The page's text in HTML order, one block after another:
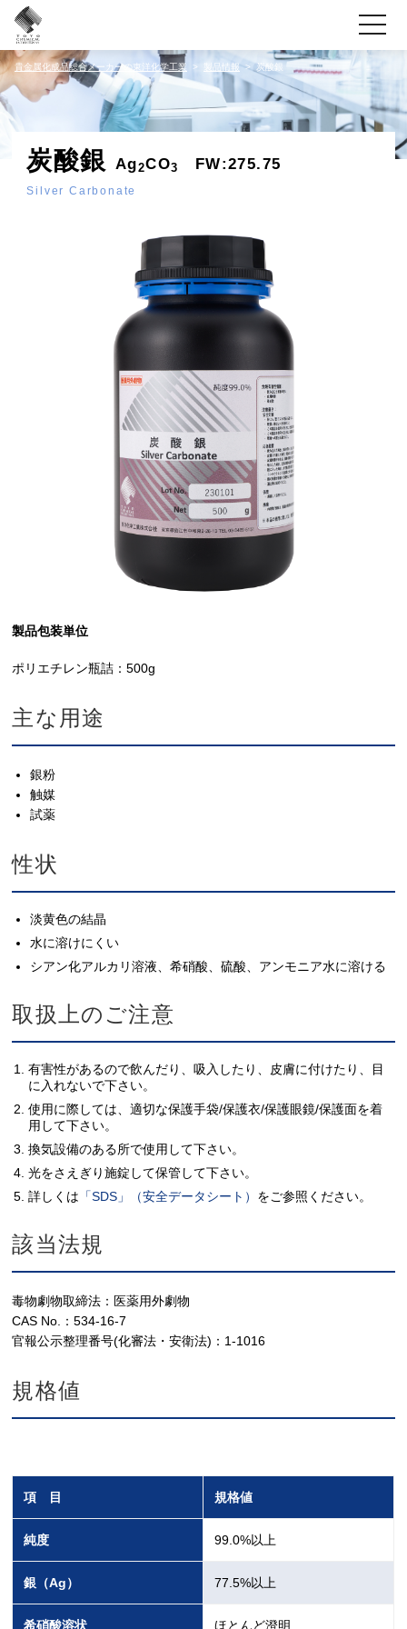
toggle
貴金属化成品総合メーカーの東洋化学工業 製品情報 炭酸銀
炭酸銀 Ag2CO3 FW:275.75
Silver Carbonate
製品包装単位
ポリエチレン瓶詰：500g
主な用途
銀粉
触媒
試薬
性状
淡黄色の結晶
水に溶けにくい
シアン化アルカリ溶液、希硝酸、硫酸、アンモニア水に溶ける
取扱上のご注意
有害性があるので飲んだり、吸入したり、皮膚に付けたり、目
に入れないで下さい。
使用に際しては、適切な保護手袋/保護衣/保護眼鏡/保護面を着
用して下さい。
換気設備のある所で使用して下さい。
光をさえぎり施錠して保管して下さい。
詳しくは 「SDS」（安全データシート） をご参照ください。
該当法規
毒物劇物取締法：医薬用外劇物
CAS No.：534-16-7
官報公示整理番号(化審法・安衛法)：1-1016
規格値
項 目 規格値
純度 99.0%以上
銀（Ag） 77.5%以上
希硝酸溶状 ほとんど澄明